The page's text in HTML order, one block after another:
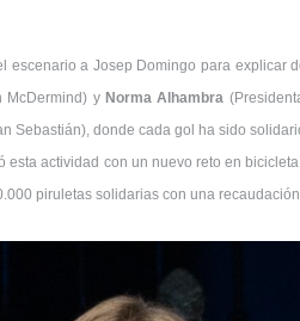
a Josep Domingo para explicar
y Norma Alhambra
Sebastián), donde cada gol ha sido
actividad con un nuevo reto en
piruletas solidarias con una